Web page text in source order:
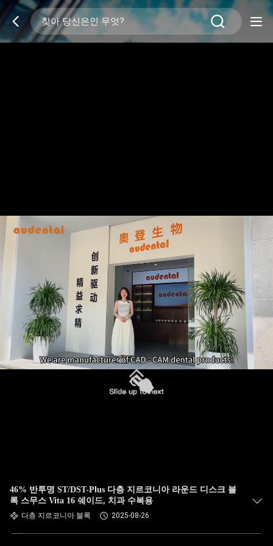
46% 반투명 ST/DST-Plus 다층 지르코니아 라운드 디스크 블
록 스무스 Vita 16 쉐이드, 치과 수복용
다층 지르코니아 블록 2025-08-26